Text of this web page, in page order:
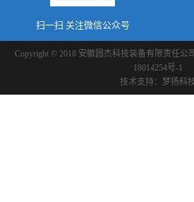
扫一扫 关注微信公众号
Copyright © 2018 安徽圆杰科技装备有限责任公
18014254号-1
技术支持： 梦扬科